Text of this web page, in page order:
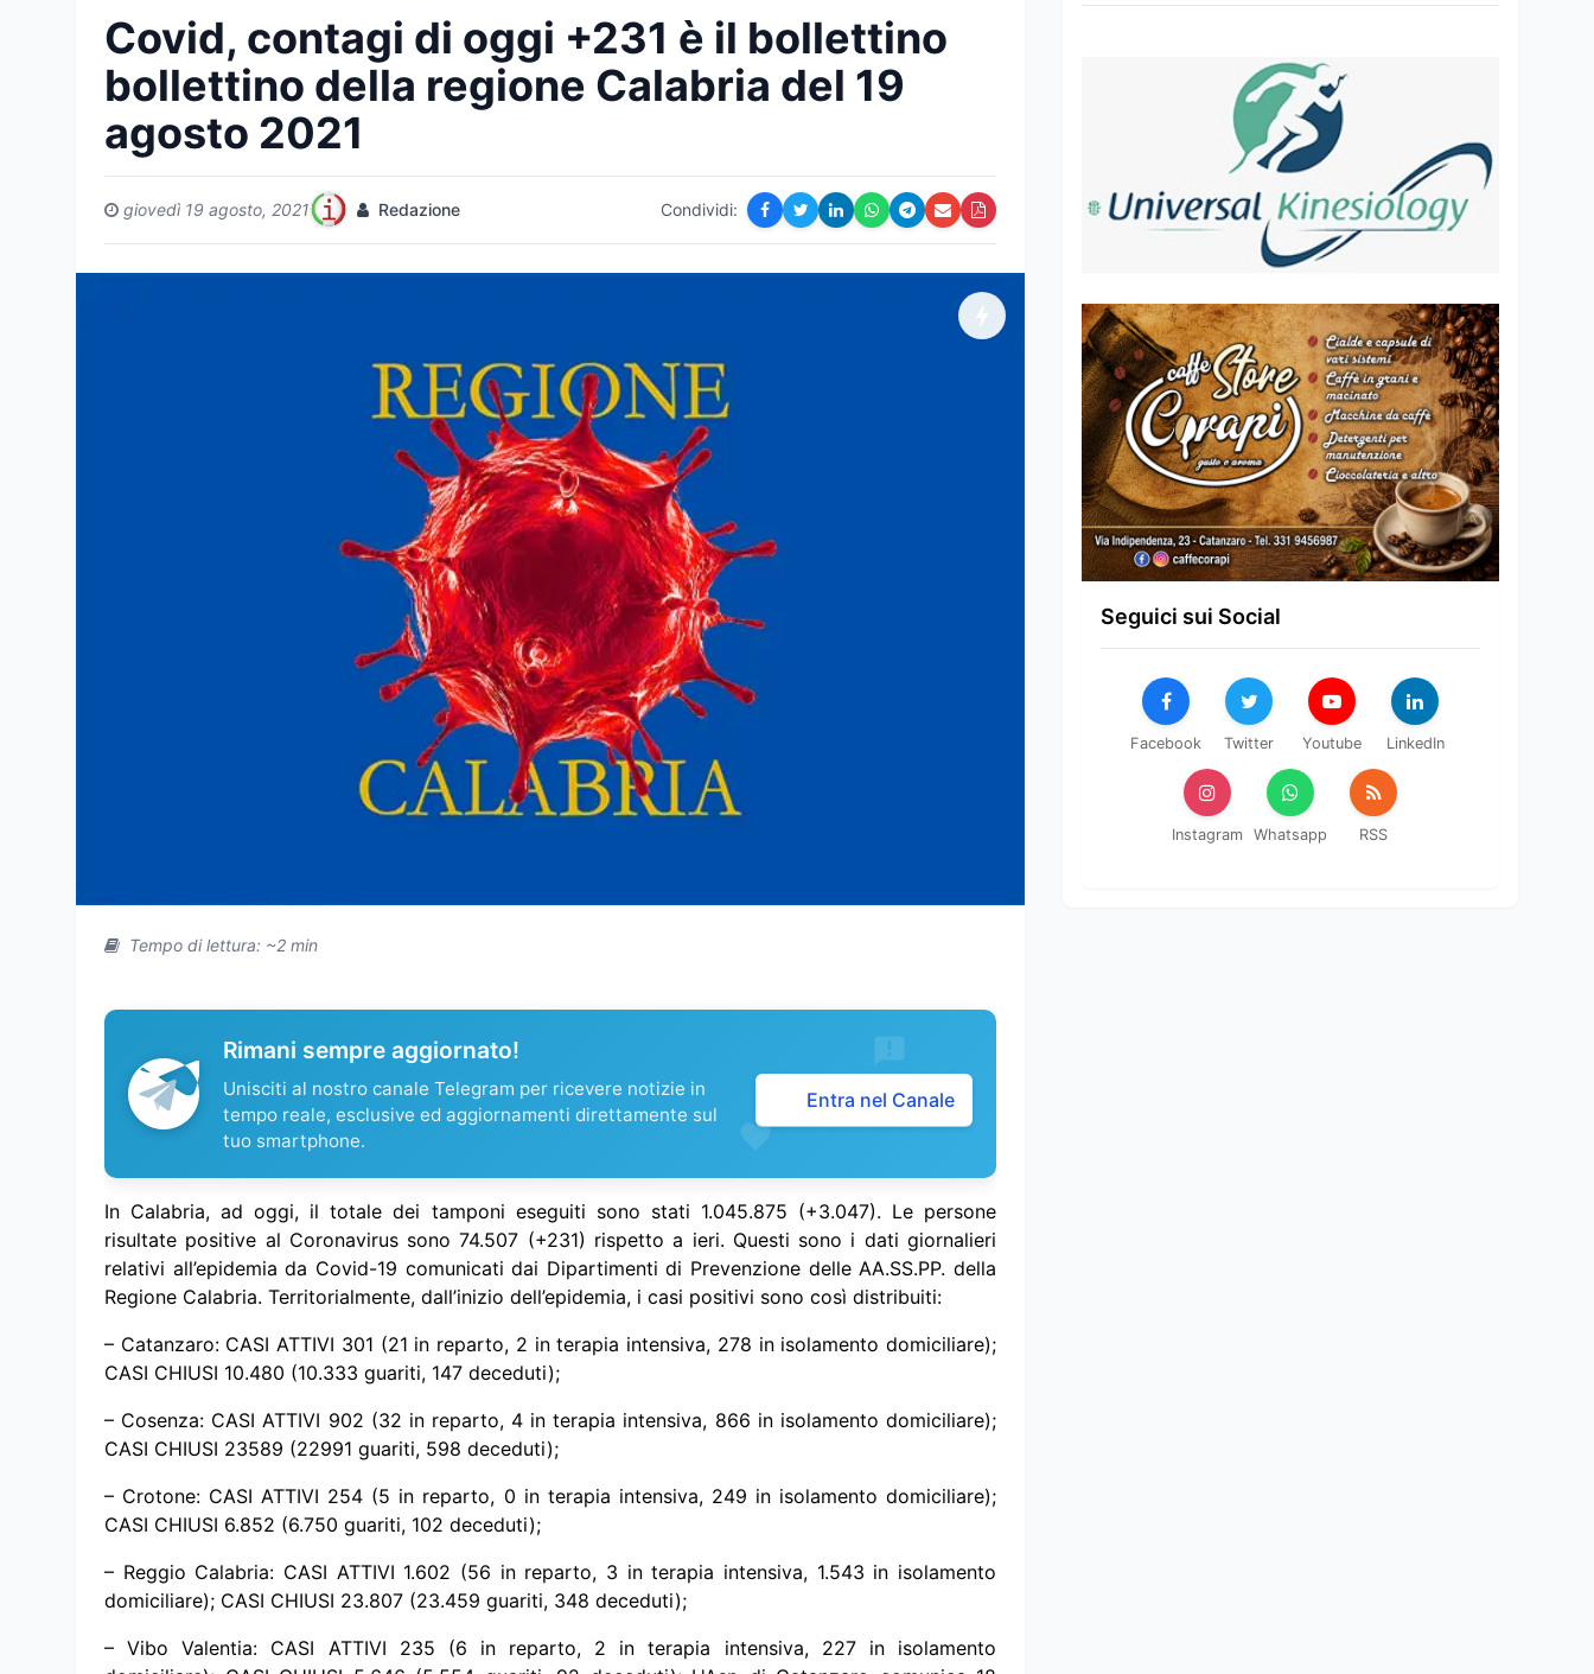
Covid, contagi di oggi +231 è il bollettino
bollettino della regione Calabria del 19
agosto 2021
giovedì 19 agosto, 2021 Redazione Condividi:
Tempo di lettura: ~2 min
Rimani sempre aggiornato!
Unisciti al nostro canale Telegram per ricevere notizie in
tempo reale, esclusive ed aggiornamenti direttamente sul
tuo smartphone.
Entra nel Canale
In Calabria, ad oggi, il totale dei tamponi eseguiti sono stati 1.045.875 (+3.047). Le persone
risultate positive al Coronavirus sono 74.507 (+231) rispetto a ieri. Questi sono i dati giornalieri
relativi all’epidemia da Covid-19 comunicati dai Dipartimenti di Prevenzione delle AA.SS.PP. della
Regione Calabria. Territorialmente, dall’inizio dell’epidemia, i casi positivi sono così distribuiti:
– Catanzaro: CASI ATTIVI 301 (21 in reparto, 2 in terapia intensiva, 278 in isolamento domiciliare);
CASI CHIUSI 10.480 (10.333 guariti, 147 deceduti);
– Cosenza: CASI ATTIVI 902 (32 in reparto, 4 in terapia intensiva, 866 in isolamento domiciliare);
CASI CHIUSI 23589 (22991 guariti, 598 deceduti);
– Crotone: CASI ATTIVI 254 (5 in reparto, 0 in terapia intensiva, 249 in isolamento domiciliare);
CASI CHIUSI 6.852 (6.750 guariti, 102 deceduti);
– Reggio Calabria: CASI ATTIVI 1.602 (56 in reparto, 3 in terapia intensiva, 1.543 in isolamento
domiciliare); CASI CHIUSI 23.807 (23.459 guariti, 348 deceduti);
– Vibo Valentia: CASI ATTIVI 235 (6 in reparto, 2 in terapia intensiva, 227 in isolamento
Seguici sui Social
Facebook Twitter Youtube LinkedIn
Instagram Whatsapp RSS